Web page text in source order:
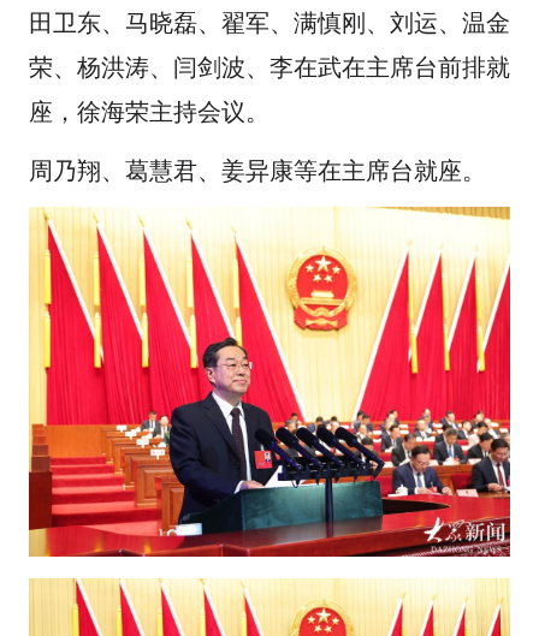
田卫东、马晓磊、翟军、满慎刚、刘运、温金
荣、杨洪涛、闫剑波、李在武在主席台前排就
座，徐海荣主持会议。
周乃翔、葛慧君、姜异康等在主席台就座。